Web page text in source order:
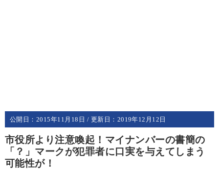
公開日： 2015年11月18日 / 更新日： 2019年12月12日
市役所より注意喚起！マイナンバーの書簡の
「？」マークが犯罪者に口実を与えてしまう
可能性が！